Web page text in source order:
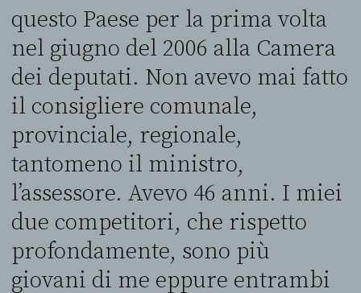
questo Paese per la prima volta
nel giugno del 2006 alla Camera
dei deputati. Non avevo mai fatto
il consigliere comunale,
provinciale, regionale,
tantomeno il ministro,
l’assessore. Avevo 46 anni. I miei
due competitori, che rispetto
profondamente, sono più
giovani di me eppure entrambi